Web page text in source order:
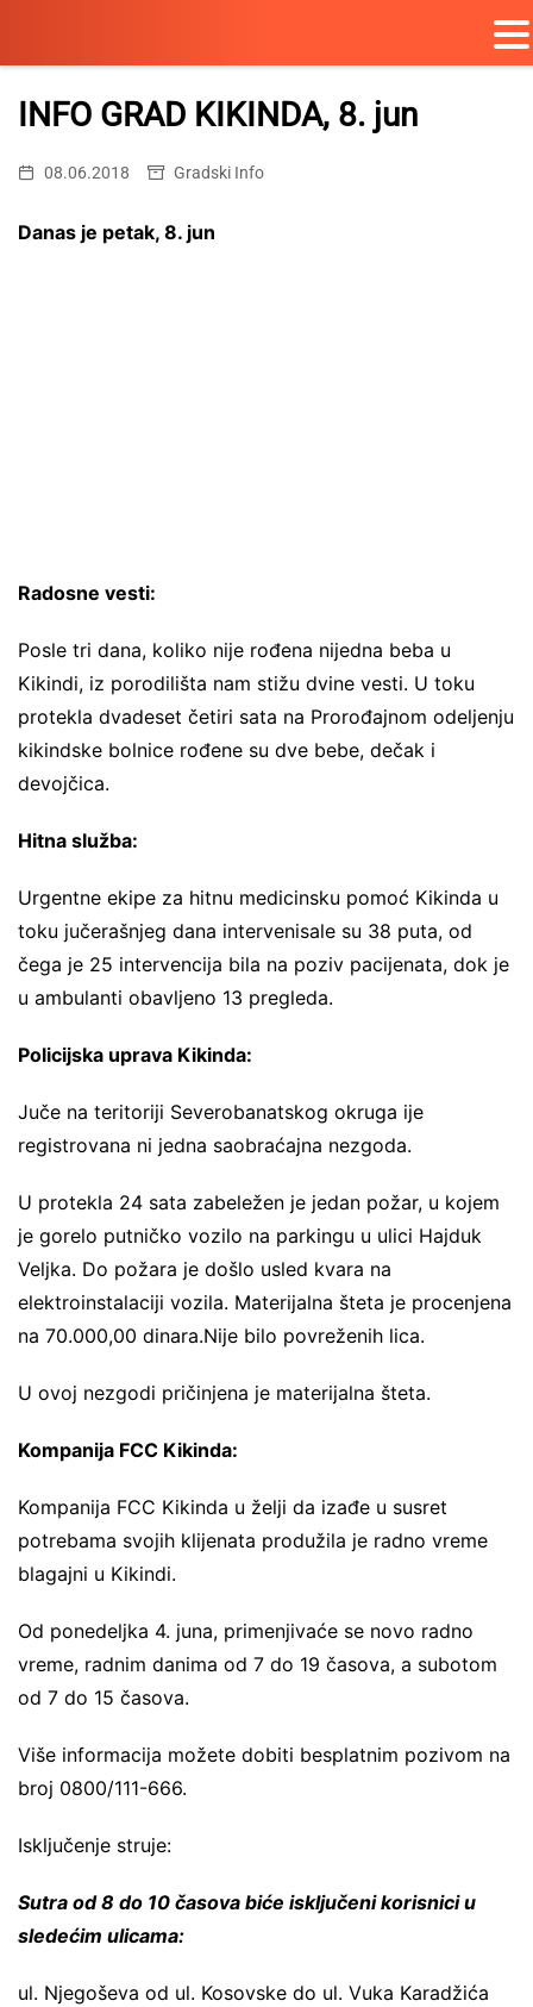
Skip
content
INFO GRAD KIKINDA, 8. jun
08.06.2018 Gradski Info
Danas je petak, 8. jun
Radosne vesti:
Posle tri dana, koliko nije rođena nijedna beba u
Kikindi, iz porodilišta nam stižu dvine vesti. U toku
protekla dvadeset četiri sata na Prorođajnom odeljenju
kikindske bolnice rođene su dve bebe, dečak i
devojčica.
Hitna služba:
Urgentne ekipe za hitnu medicinsku pomoć Kikinda u
toku jučerašnjeg dana intervenisale su 38 puta, od
čega je 25 intervencija bila na poziv pacijenata, dok je
u ambulanti obavljeno 13 pregleda.
Policijska uprava Kikinda:
Juče na teritoriji Severobanatskog okruga ije
registrovana ni jedna saobraćajna nezgoda.
U protekla 24 sata zabeležen je jedan požar, u kojem
je gorelo putničko vozilo na parkingu u ulici Hajduk
Veljka. Do požara je došlo usled kvara na
elektroinstalaciji vozila. Materijalna šteta je procenjena
na 70.000,00 dinara.Nije bilo povreženih lica.
U ovoj nezgodi pričinjena je materijalna šteta.
Kompanija FCC Kikinda:
Kompanija FCC Kikinda u želji da izađe u susret
potrebama svojih klijenata produžila je radno vreme
blagajni u Kikindi.
Od ponedeljka 4. juna, primenjivaće se novo radno
vreme, radnim danima od 7 do 19 časova, a subotom
od 7 do 15 časova.
Više informacija možete dobiti besplatnim pozivom na
broj 0800/111-666.
Isključenje struje:
Sutra od 8 do 10 časova biće isključeni korisnici u
sledećim ulicama:
ul. Njegoševa od ul. Kosovske do ul. Vuka Karadžića